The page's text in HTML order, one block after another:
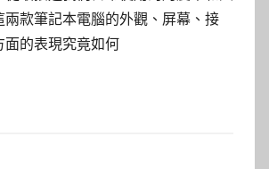
兩款筆記本電腦的外觀、屏幕、接
面的表現究竟如何